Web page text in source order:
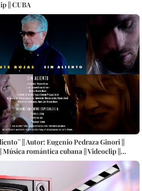
|| CUBA
|| Autor: Eugenio Pedraza Ginori ||
romántica cubana || Videoclip ||